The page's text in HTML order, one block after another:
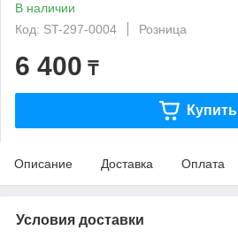
В наличии
Код: ST-297-0004
Розница
6 400 ₸
Купить
Описание Доставка Оплата
Условия доставки